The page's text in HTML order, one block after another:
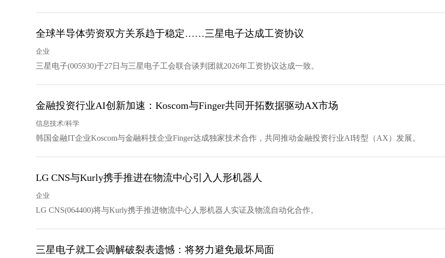
全球半导体劳资双方关系趋于稳定……三星电子达成工资协议
企业
三星电子(005930)于27日与三星电子工会联合谈判团就2026年工资协议达成一致。
金融投资行业AI创新加速：Koscom与Finger共同开拓数据驱动AX市场
信息技术/科学
韩国金融IT企业Koscom与金融科技企业Finger达成独家技术合作，共同推动金融投资行业AI转型（AX）发展。
LG CNS与Kurly携手推进在物流中心引入人形机器人
企业
LG CNS(064400)将与Kurly携手推进物流中心人形机器人实证及物流自动化合作。
三星电子就工会调解破裂表遗憾：将努力避免最坏局面